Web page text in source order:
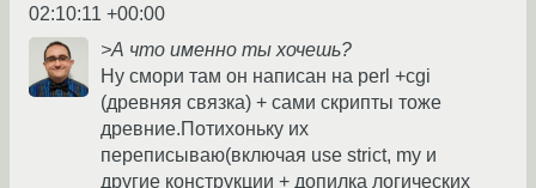
02:10:11 +00:00
>А что именно ты хочешь?
Ну смори там он написан на perl +cgi
(древняя связка) + сами скрипты тоже
древние.Потихоньку их
переписываю(включая use strict, my и
другие конструкции + допилка логических